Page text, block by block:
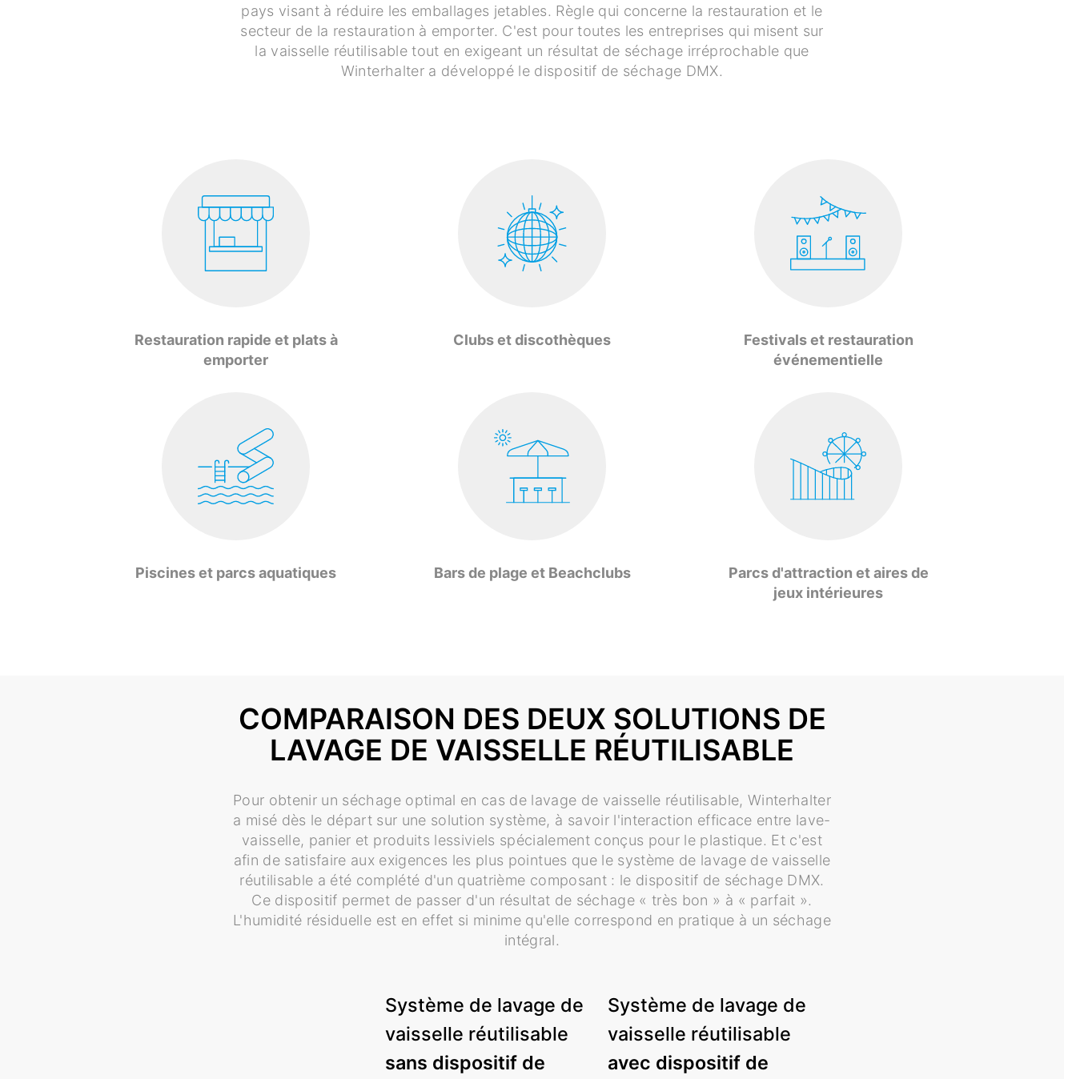
pays visant à réduire les emballages jetables. Règle qui concerne la restauration et le
secteur de la restauration à emporter. C'est pour toutes les entreprises qui misent sur
la vaisselle réutilisable tout en exigeant un résultat de séchage irréprochable que
Winterhalter a développé le dispositif de séchage DMX.
Restauration rapide et plats à
emporter
Clubs et discothèques
Festivals et restauration
événementielle
Piscines et parcs aquatiques Bars de plage et Beachclubs
Parcs d'attraction et aires de
jeux intérieures
COMPARAISON DES DEUX SOLUTIONS DE
LAVAGE DE VAISSELLE RÉUTILISABLE
Pour obtenir un séchage optimal en cas de lavage de vaisselle réutilisable, Winterhalter
a misé dès le départ sur une solution système, à savoir l'interaction efficace entre lave-
vaisselle, panier et produits lessiviels spécialement conçus pour le plastique. Et c'est
afin de satisfaire aux exigences les plus pointues que le système de lavage de vaisselle
réutilisable a été complété d'un quatrième composant : le dispositif de séchage DMX.
Ce dispositif permet de passer d'un résultat de séchage « très bon » à « parfait ».
L'humidité résiduelle est en effet si minime qu'elle correspond en pratique à un séchage
intégral.
Système de lavage de
vaisselle réutilisable
sans dispositif de
Système de lavage de
vaisselle réutilisable
avec dispositif de